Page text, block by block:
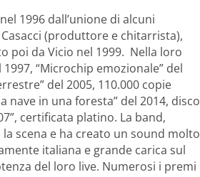
1996 dall’unione di alcuni
(produttore e chitarrista),
poi da Vicio nel 1999. Nella loro
“Microchip emozionale” del
del 2005, 110.000 copie
nave in una foresta” del 2014, disco
certificata platino. La band,
scena e ha creato un sound molto
italiana e grande carica sul
del loro live. Numerosi i premi